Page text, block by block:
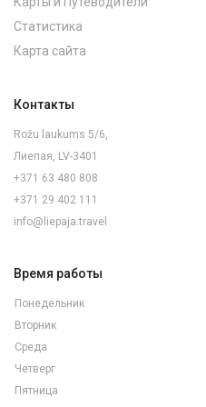
Статистика
Карта сайта
Контакты
Rožu laukums 5/6,
Лиепая, LV-3401
+371 63 480 808
+371 29 402 111
info@liepaja.travel
Время работы
Понедельник
Вторник
Среда
Четверг
Пятница